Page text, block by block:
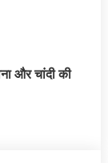
और चांदी की